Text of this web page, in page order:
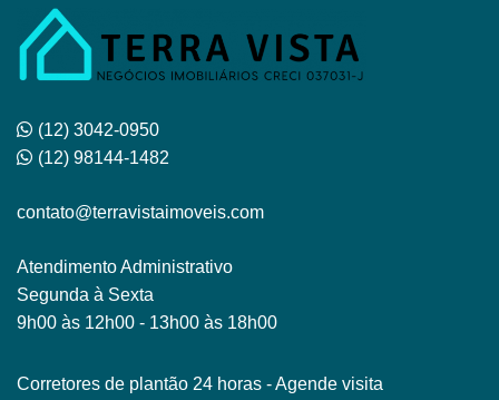
(12) 3042-0950
(12) 98144-1482
contato@terravistaimoveis.com
Atendimento Administrativo
Segunda à Sexta
9h00 às 12h00 - 13h00 às 18h00
Corretores de plantão 24 horas - Agende visita